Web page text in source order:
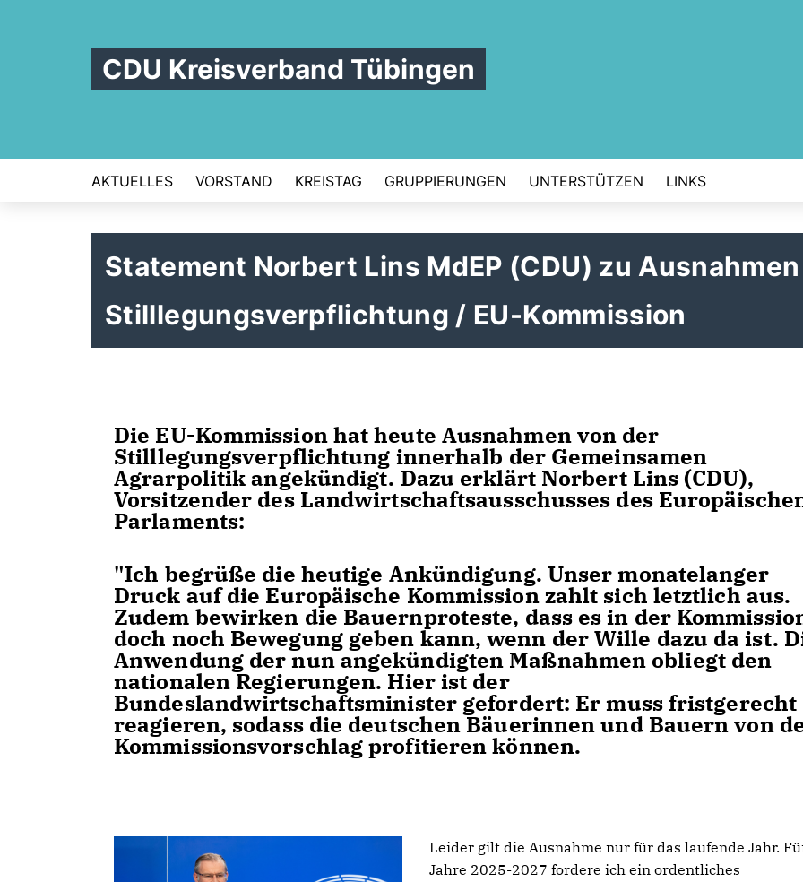
CDU Kreisverband Tübingen
AKTUELLES VORSTAND KREISTAG GRUPPIERUNGEN UNTERSTÜTZEN LINKS
Statement Norbert Lins MdEP (CDU) zu Ausnahmen
Stilllegungsverpflichtung / EU-Kommission
Die EU-Kommission hat heute Ausnahmen von der
Stilllegungsverpflichtung innerhalb der Gemeinsamen
Agrarpolitik angekündigt. Dazu erklärt Norbert Lins (CDU),
Vorsitzender des Landwirtschaftsausschusses des
Parlaments:
"Ich begrüße die heutige Ankündigung. Unser monatelanger
Druck auf die Europäische Kommission zahlt sich letztlich aus.
Zudem bewirken die Bauernproteste, dass es in der
doch noch Bewegung geben kann, wenn der Wille dazu da ist.
Anwendung der nun angekündigten Maßnahmen obliegt den
nationalen Regierungen. Hier ist der
Bundeslandwirtschaftsminister gefordert: Er muss fristgerecht
reagieren, sodass die deutschen Bäuerinnen und Bauern von
Kommissionsvorschlag profitieren können.
Leider gilt die Ausnahme nur für das laufende Jahr.
Jahre 2025-2027 fordere ich ein ordentliches